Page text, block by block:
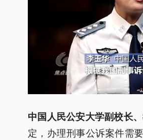
中国人民公安大学副校长
定，办理刑事公诉案件需